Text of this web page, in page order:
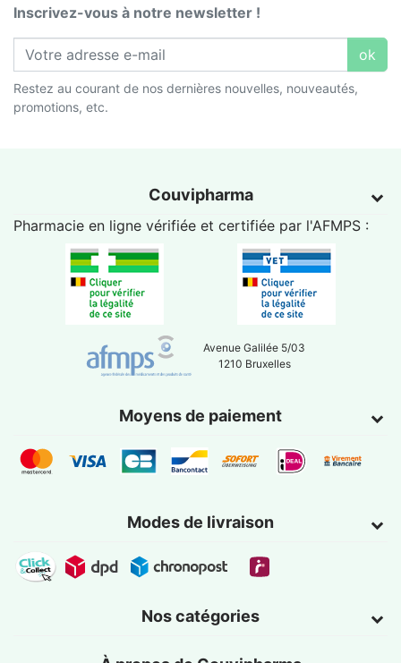
Inscrivez-vous à notre newsletter !
ok
Restez au courant de nos dernières nouvelles, nouveautés,
promotions, etc.
Couvipharma
Pharmacie en ligne vérifiée et certifiée par l'AFMPS :
Avenue Galilée 5/03
1210 Bruxelles
Moyens de paiement
Modes de livraison
Nos catégories